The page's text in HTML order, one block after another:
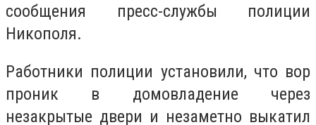
сообщения пресс-службы полиции
Никополя.
Работники полиции установили, что вор
проник в домовладение через
незакрытые двери и незаметно выкатил